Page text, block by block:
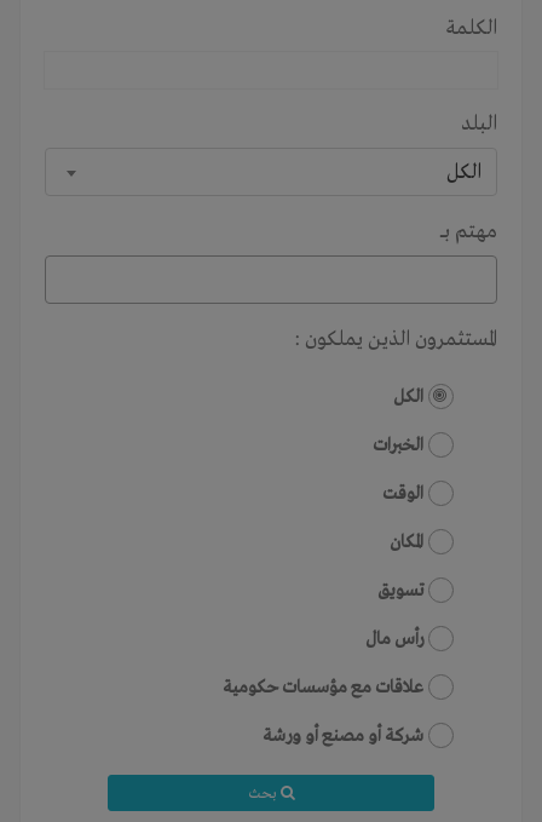
الكلمة
البلد
الكل
مهتم بـــ
المستثمرون الذين يملكون :
الكل
الخبرات
الوقت
المكان
تسويق
رأس مال
علاقات مع مؤسسات حكومية
شركة أو مصنع أو ورشة